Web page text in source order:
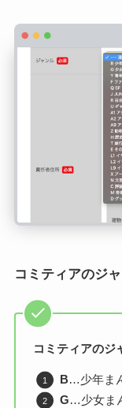
コミティアのジ
コミティアのジ
B…少年ま
G…少女ま